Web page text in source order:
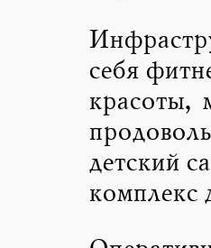
себя
красоты,
детский
комплекс